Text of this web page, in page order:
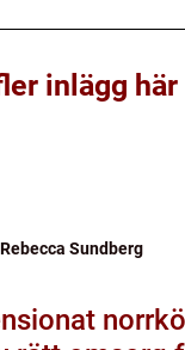
inlägg här
Rebecca Sundberg